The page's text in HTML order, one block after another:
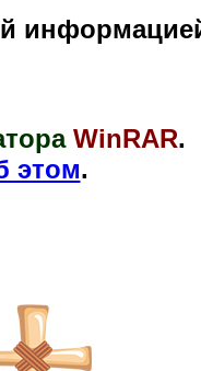
WinRAR.
этом.